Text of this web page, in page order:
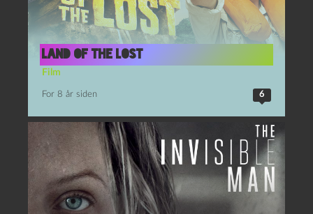
Land of the lost
Film
For 8 år siden 6